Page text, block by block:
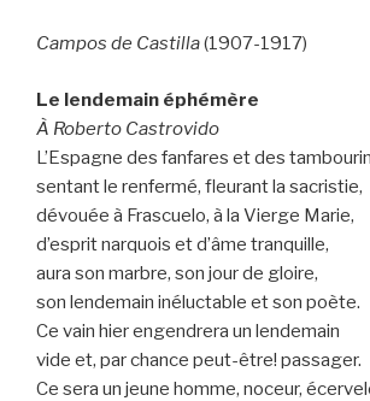
Campos de Castilla(1907-1917)
Le lendemain éphémère
À Roberto Castrovido
L’Espagne des fanfares et des
sentant le renfermé, fleurant la sacristie,
dévouée à Frascuelo, à la Vierge Marie,
d’esprit narquois et d’âme tranquille,
aura son marbre, son jour de gloire,
son lendemain inéluctable et son poète.
Ce vain hier engendrera un lendemain
vide et, par chance peut-être! passager.
Ce sera un jeune homme, noceur,